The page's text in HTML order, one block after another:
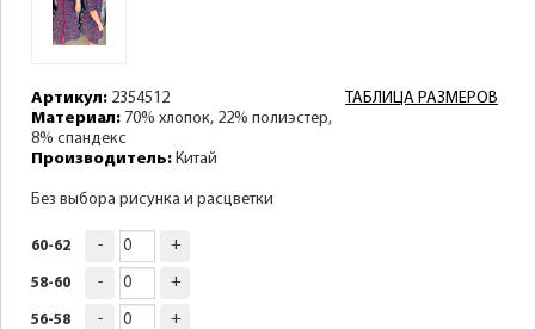
ТАБЛИЦА РАЗМЕРОВ
Артикул: 2354512
Материал: 70% хлопок, 22% полиэстер,
8% спандекс
Производитель: Китай
Без выбора рисунка и расцветки
60-62 - +
58-60 - +
56-58 - +